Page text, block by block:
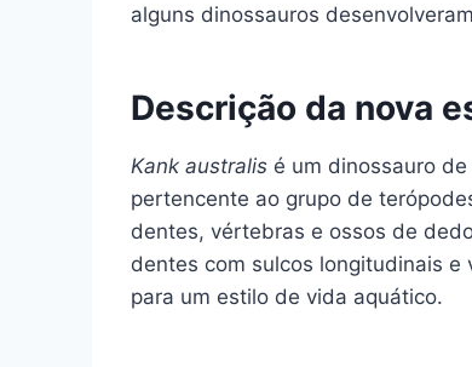
alguns dinossauros
Descrição da nova
Kank australis é um dinossauro
pertencente ao grupo de
dentes, vértebras e ossos de
dentes com sulcos longitudinais
para um estilo de vida aquático.